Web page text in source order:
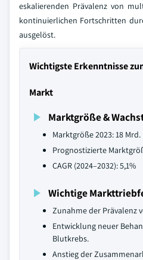
eskalierenden Prävalenz von
kontinuierlichen Fortschritten
ausgelöst.
Wichtigste Erkenntnisse
Markt
Marktgröße &
Marktgröße 2023: 18 Mrd.
Prognostizierte
CAGR (2024–2032): 5,1%
Wichtige
Zunahme der Prävalenz
Entwicklung neuer
Blutkrebs.
Anstieg der